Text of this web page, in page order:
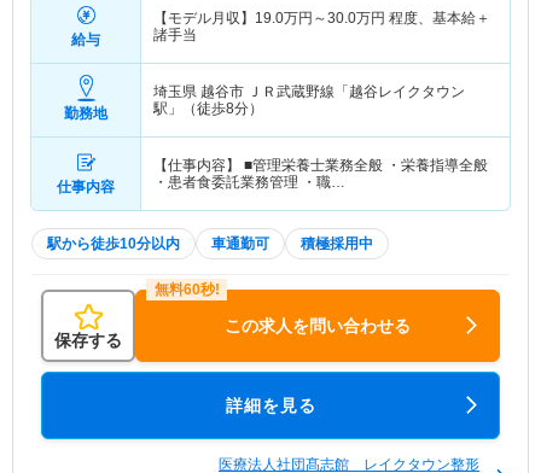
給与
【モデル月収】 19.0万円～30.0万円 程度、基本給＋
諸手当
勤務地
埼玉県 越谷市 ＪＲ武蔵野線「越谷レイクタウン
駅」（徒歩8分）
仕事内容
【仕事内容】 ■管理栄養士業務全般 ・栄養指導全般
・患者食委託業務管理 ・職…
駅から徒歩10分以内 車通勤可 積極採用中
保存する
この求人を問い合わせる
詳細を見る
医療法人社団髙志館 レイクタウン整形